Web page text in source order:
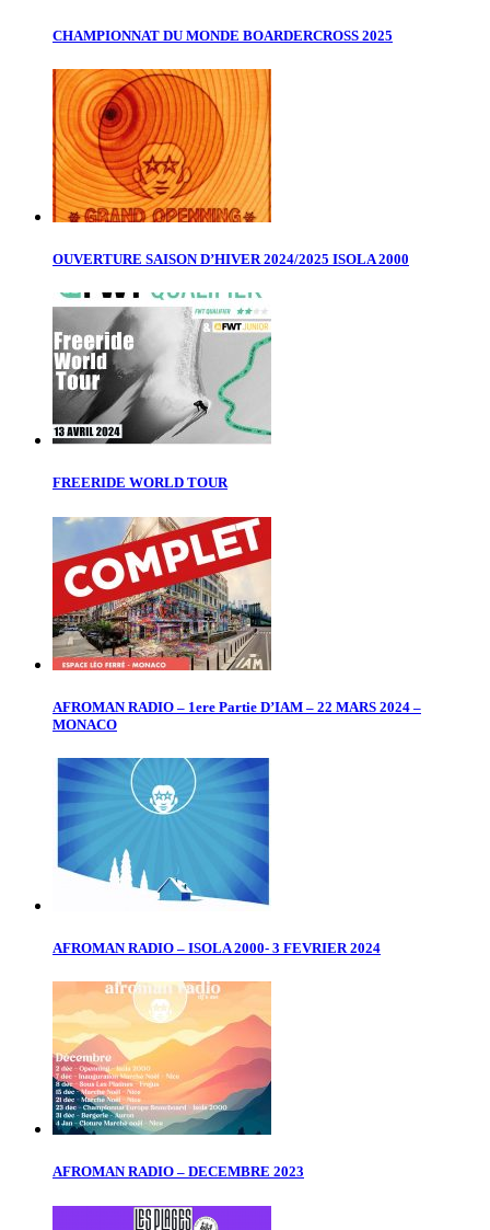
CHAMPIONNAT DU MONDE BOARDERCROSS 2025
OUVERTURE SAISON D’HIVER 2024/2025 ISOLA 2000
FREERIDE WORLD TOUR
AFROMAN RADIO – 1ere Partie D’IAM – 22 MARS 2024 –
MONACO
AFROMAN RADIO – ISOLA 2000- 3 FEVRIER 2024
AFROMAN RADIO – DECEMBRE 2023